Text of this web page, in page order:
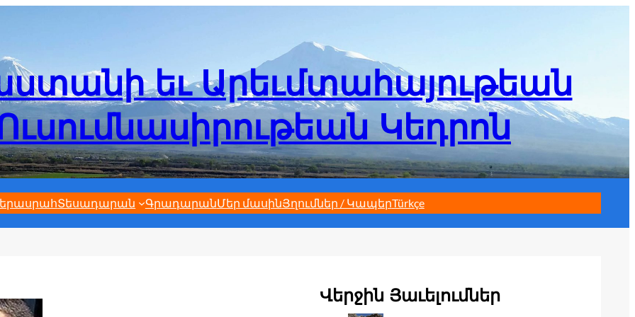
եւ Արեւմտահայութեան
Կեդրոն
Տեսադարան ԳրադարանՄեր մասինՅղումներ / ԿապերTürkçe
Վերջին Յաւելումներ